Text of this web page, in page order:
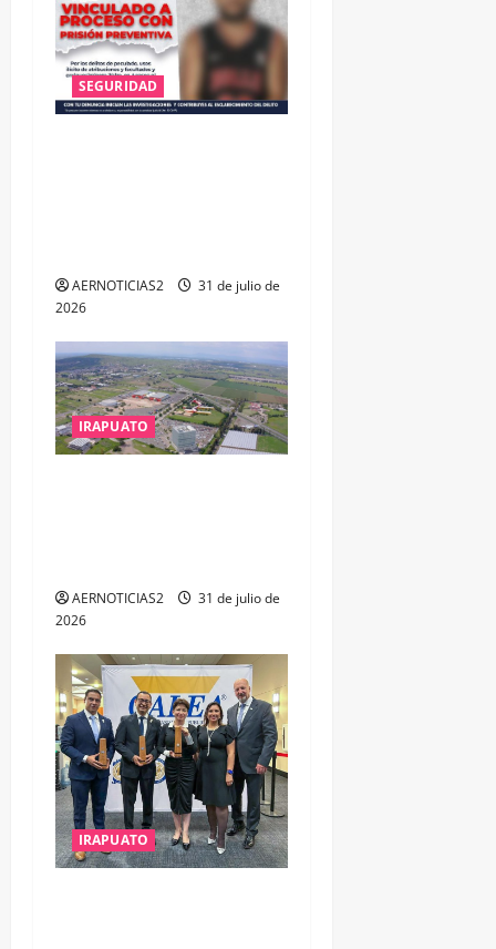
SEGURIDAD
AERNOTICIAS2
31 de julio de
2026
IRAPUATO
AERNOTICIAS2
31 de julio de
2026
IRAPUATO